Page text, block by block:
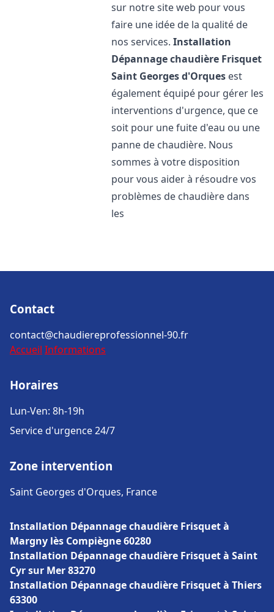
sur notre site web pour vous
faire une idée de la qualité de
nos services.Installation
Dépannage chaudière Frisquet
Saint Georges d'Orques est
également équipé pour gérer les
interventions d'urgence, que ce
soit pour une fuite d'eau ou une
panne de chaudière. Nous
sommes à votre disposition
pour vous aider à résoudre vos
problèmes de chaudière dans
les
Contact
contact@chaudiereprofessionnel-90.fr
Accueil Informations
Horaires
Lun-Ven: 8h-19h
Service d'urgence 24/7
Zone intervention
Saint Georges d'Orques, France
Installation Dépannage chaudière Frisquet à
Margny lès Compiègne 60280
Installation Dépannage chaudière Frisquet à Saint
Cyr sur Mer 83270
Installation Dépannage chaudière Frisquet à Thiers
63300